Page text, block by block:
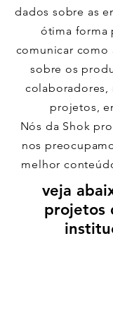
dados sobre as
ótima forma
comunicar como
sobre os
colaboradores,
projetos,
Nós da Shok
nos
melhor
veja
projetos